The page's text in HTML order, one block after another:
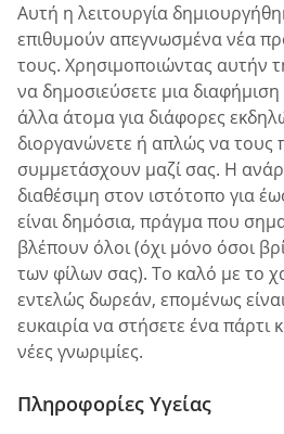
Αυτή η λειτουργία
επιθυμούν απεγνωσμένα νέα
τους. Χρησιμοποιώντας αυτήν
να δημοσιεύσετε μια
άλλα άτομα για διάφορες
διοργανώνετε ή απλώς να τους
συμμετάσχουν μαζί σας. Η
διαθέσιμη στον ιστότοπο για
είναι δημόσια, πράγμα που
βλέπουν όλοι (όχι μόνο όσοι
των φίλων σας). Το καλό με το
εντελώς δωρεάν, επομένως
ευκαιρία να στήσετε ένα πάρτι
νέες γνωριμίες.
Πληροφορίες Υγείας